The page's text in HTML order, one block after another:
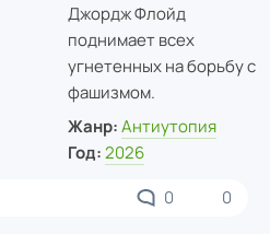
Джордж Флойд
поднимает всех
угнетенных на борьбу с
фашизмом.
Жанр: Антиутопия
Год: 2026
0 0